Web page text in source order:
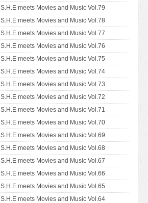
S.H.E meets Movies and Music Vol.79
S.H.E meets Movies and Music Vol.78
S.H.E meets Movies and Music Vol.77
S.H.E meets Movies and Music Vol.76
S.H.E meets Movies and Music Vol.75
S.H.E meets Movies and Music Vol.74
S.H.E meets Movies and Music Vol.73
S.H.E meets Movies and Music Vol.72
S.H.E meets Movies and Music Vol.71
S.H.E meets Movies and Music Vol.70
S.H.E meets Movies and Music Vol.69
S.H.E meets Movies and Music Vol.68
S.H.E meets Movies and Music Vol.67
S.H.E meets Movies and Music Vol.66
S.H.E meets Movies and Music Vol.65
S.H.E meets Movies and Music Vol.64